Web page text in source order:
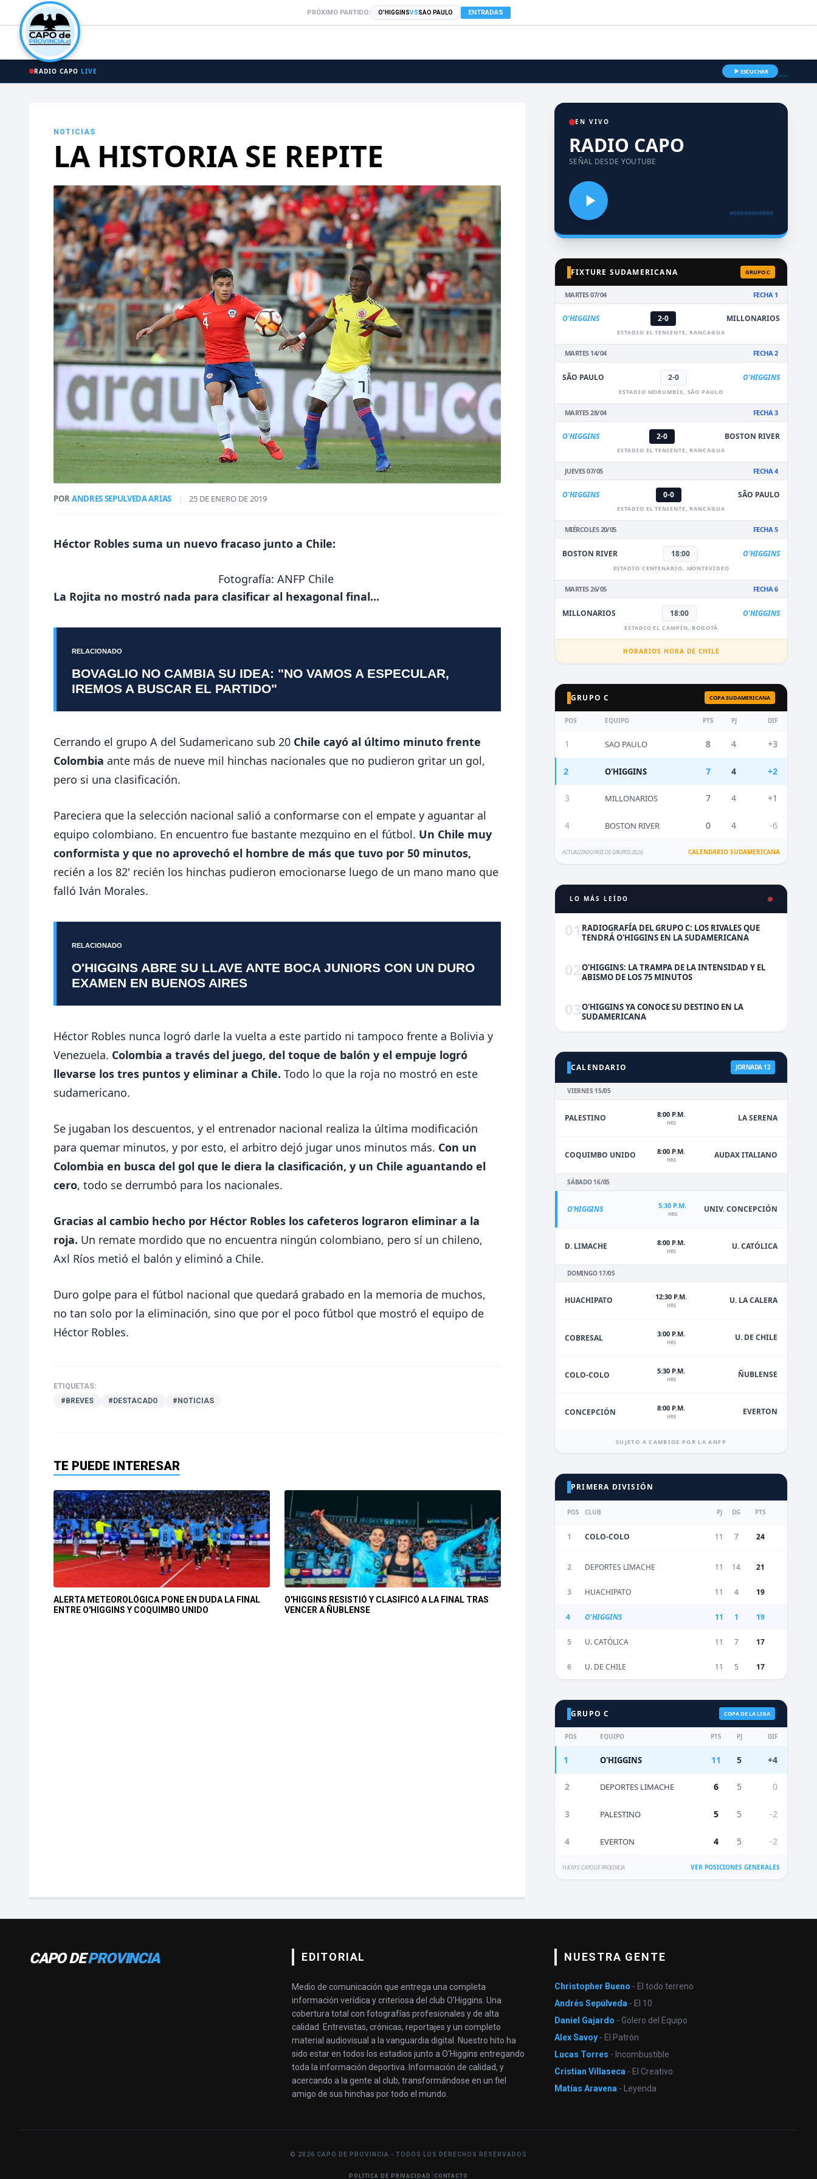
PRÓXIMO PARTIDO: O'HIGGINSVSSAO PAULO ENTRADAS
RADIO CAPO LIVE ESCUCHAR
NOTICIAS
LA HISTORIA SE REPITE
PORANDRES SEPULVEDA ARIAS | 25 DE ENERO DE 2019
Héctor Robles suma un nuevo fracaso junto a Chile:
Fotografía: ANFP Chile
La Rojita no mostró nada para clasificar al hexagonal final...
RELACIONADO
BOVAGLIO NO CAMBIA SU IDEA: "NO VAMOS A ESPECULAR,
IREMOS A BUSCAR EL PARTIDO"
Cerrando el grupo A del Sudamericano sub 20 Chile cayó al último minuto frente
Colombia ante más de nueve mil hinchas nacionales que no pudieron gritar un gol,
pero si una clasificación.
Pareciera que la selección nacional salió a conformarse con el empate y aguantar al
equipo colombiano. En encuentro fue bastante mezquino en el fútbol. Un Chile muy
conformista y que no aprovechó el hombre de más que tuvo por 50 minutos,
recién a los 82' recién los hinchas pudieron emocionarse luego de un mano mano que
falló Iván Morales.
RELACIONADO
O'HIGGINS ABRE SU LLAVE ANTE BOCA JUNIORS CON UN DURO
EXAMEN EN BUENOS AIRES
Héctor Robles nunca logró darle la vuelta a este partido ni tampoco frente a Bolivia y
Venezuela. Colombia a través del juego, del toque de balón y el empuje logró
llevarse los tres puntos y eliminar a Chile. Todo lo que la roja no mostró en este
sudamericano.
Se jugaban los descuentos, y el entrenador nacional realiza la última modificación
para quemar minutos, y por esto, el arbitro dejó jugar unos minutos más. Con un
Colombia en busca del gol que le diera la clasificación, y un Chile aguantando el
cero, todo se derrumbó para los nacionales.
Gracias al cambio hecho por Héctor Robles los cafeteros lograron eliminar a la
roja. Un remate mordido que no encuentra ningún colombiano, pero sí un chileno,
Axl Ríos metió el balón y eliminó a Chile.
Duro golpe para el fútbol nacional que quedará grabado en la memoria de muchos,
no tan solo por la eliminación, sino que por el poco fútbol que mostró el equipo de
Héctor Robles.
ETIQUETAS:
#BREVES
#DESTACADO #NOTICIAS
TE PUEDE INTERESAR
ALERTA METEOROLÓGICA PONE EN DUDA LA FINAL
ENTRE O'HIGGINS Y COQUIMBO UNIDO
O'HIGGINS RESISTIÓ Y CLASIFICÓ A LA FINAL TRAS
VENCER A ÑUBLENSE
EN VIVO
RADIO CAPO
SEÑAL DESDE YOUTUBE
FIXTURE SUDAMERICANA GRUPO C
MARTES 07/04 FECHA 1
O'HIGGINS 2-0 MILLONARIOS
ESTADIO EL TENIENTE, RANCAGUA
MARTES 14/04 FECHA 2
SÃO PAULO 2-0 O'HIGGINS
ESTADIO MORUMBÍS, SÃO PAULO
MARTES 28/04 FECHA 3
O'HIGGINS 2-0 BOSTON RIVER
ESTADIO EL TENIENTE, RANCAGUA
JUEVES 07/05 FECHA 4
O'HIGGINS 0-0 SÃO PAULO
ESTADIO EL TENIENTE, RANCAGUA
MIÉRCOLES 20/05 FECHA 5
BOSTON RIVER 18:00 O'HIGGINS
ESTADIO CENTENARIO, MONTEVIDEO
MARTES 26/05 FECHA 6
MILLONARIOS 18:00 O'HIGGINS
ESTADIO EL CAMPÍN, BOGOTÁ
HORARIOS HORA DE CHILE
GRUPO C COPA SUDAMERICANA
POS EQUIPO PTS PJ DIF
1 SAO PAULO 8 4 +3
2 O'HIGGINS 7 4 +2
3 MILLONARIOS 7 4 +1
4 BOSTON RIVER 0 4 -6
ACTUALIZADO FASE DE GRUPOS 2026 CALENDARIO SUDAMERICANA
LO MÁS LEÍDO
01 RADIOGRAFÍA DEL GRUPO C: LOS RIVALES QUE
TENDRÁ O'HIGGINS EN LA SUDAMERICANA
02O'HIGGINS: LA TRAMPA DE LA INTENSIDAD Y EL
ABISMO DE LOS 75 MINUTOS
03O'HIGGINS YA CONOCE SU DESTINO EN LA
SUDAMERICANA
CALENDARIO JORNADA 12
VIERNES 15/05
PALESTINO 8:00 P.M.
HRS LA SERENA
COQUIMBO UNIDO 8:00 P.M.
HRS AUDAX ITALIANO
SÁBADO 16/05
O'HIGGINS 5:30 P.M.
HRS UNIV. CONCEPCIÓN
D. LIMACHE 8:00 P.M.
HRS U. CATÓLICA
DOMINGO 17/05
HUACHIPATO 12:30 P.M.
HRS U. LA CALERA
COBRESAL 3:00 P.M.
HRS U. DE CHILE
COLO-COLO 5:30 P.M.
HRS ÑUBLENSE
CONCEPCIÓN 8:00 P.M.
HRS EVERTON
SUJETO A CAMBIOS POR LA ANFP
PRIMERA DIVISIÓN
POS CLUB PJ DG PTS
1 COLO-COLO 11 7 24
2 DEPORTES LIMACHE 11 14 21
3 HUACHIPATO 11 4 19
4 O'HIGGINS 11 1 19
5 U. CATÓLICA 11 7 17
6 U. DE CHILE 11 5 17
GRUPO C COPA DE LA LIGA
POS EQUIPO PTS PJ DIF
1 O'HIGGINS 11 5 +4
2 DEPORTES LIMACHE 6 5 0
3 PALESTINO 5 5 -2
4 EVERTON 4 5 -2
FUENTE: CAPO DE PROVINCIA VER POSICIONES GENERALES
CAPO DEPROVINCIA EDITORIAL
Medio de comunicación que entrega una completa
información verídica y criteriosa del club O’Higgins. Una
cobertura total con fotografías profesionales y de alta
calidad. Entrevistas, crónicas, reportajes y un completo
material audiovisual a la vanguardia digital. Nuestro hito ha
sido estar en todos los estadios junto a O'Higgins entregando
toda la información deportiva. Información de calidad, y
acercando a la gente al club, transformándose en un fiel
amigo de sus hinchas por todo el mundo.
NUESTRA GENTE
Christopher Bueno - El todo terreno
Andrés Sepúlveda - El 10
Daniel Gajardo - Golero del Equipo
Alex Savoy - El Patrón
Lucas Torres - Incombustible
Cristian Villaseca - El Creativo
Matías Aravena - Leyenda
© 2026 CAPO DE PROVINCIA - TODOS LOS DERECHOS RESERVADOS
POLÍTICA DE PRIVACIDAD | CONTACTO